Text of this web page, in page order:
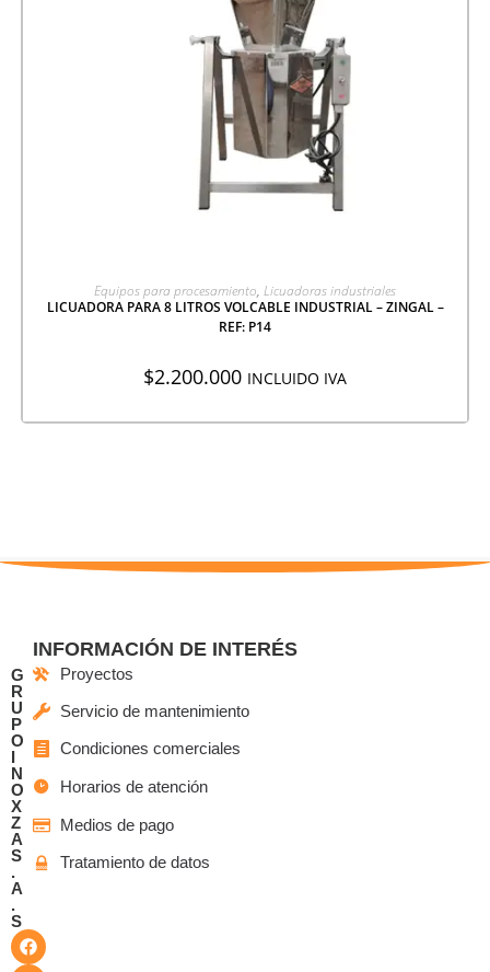
AGREGAR A COTIZACIÓN
Equipos para procesamiento, Licuadoras industriales
LICUADORA PARA 8 LITROS VOLCABLE INDUSTRIAL – ZINGAL –
REF: P14
$2.200.000 INCLUIDO IVA
G
R
U
P
O
I
N
O
X
Z
A
S
.
A
.
S
INFORMACIÓN DE INTERÉS
Proyectos
Servicio de mantenimiento
Condiciones comerciales
Horarios de atención
Medios de pago
Tratamiento de datos